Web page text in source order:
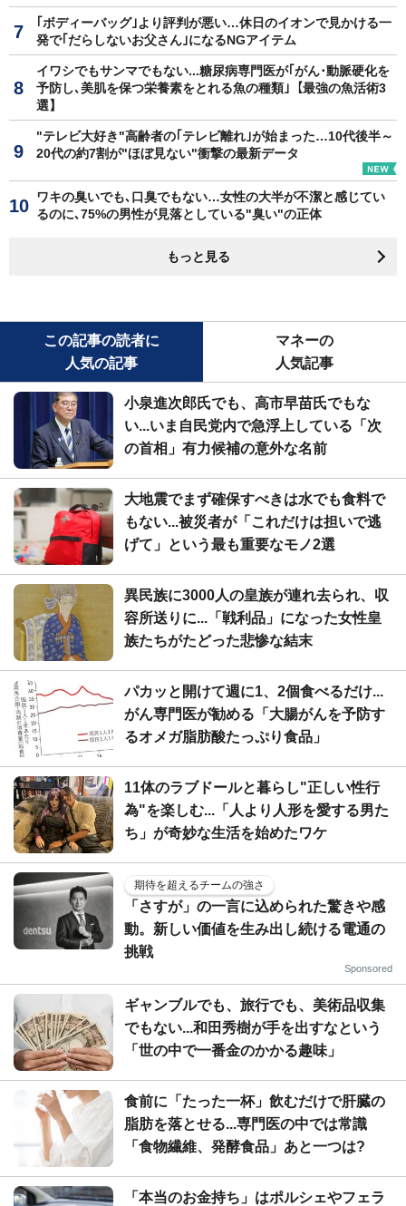
｢ボディーバッグ｣より評判が悪い…休日のイオンで見かける一
発で｢だらしないお父さん｣になるNGアイテム
イワシでもサンマでもない...糖尿病専門医が｢がん･動脈硬化を
予防し､美肌を保つ栄養素をとれる魚の種類｣【最強の魚活術3
選】
"テレビ大好き"高齢者の｢テレビ離れ｣が始まった…10代後半～
20代の約7割が"ほぼ見ない"衝撃の最新データ
ワキの臭いでも､口臭でもない…女性の大半が不潔と感じてい
るのに､75%の男性が見落としている"臭い"の正体
もっと見る
この記事の読者に
人気の記事
マネーの
人気記事
小泉進次郎氏でも、高市早苗氏でもな
い...いま自民党内で急浮上している「次
の首相」有力候補の意外な名前
大地震でまず確保すべきは水でも食料で
もない...被災者が「これだけは担いで逃
げて」という最も重要なモノ2選
異民族に3000人の皇族が連れ去られ、収
容所送りに...「戦利品」になった女性皇
族たちがたどった悲惨な結末
パカッと開けて週に1、2個食べるだけ...
がん専門医が勧める「大腸がんを予防す
るオメガ脂肪酸たっぷり食品」
11体のラブドールと暮らし"正しい性行
為"を楽しむ...「人より人形を愛する男た
ち」が奇妙な生活を始めたワケ
期待を超えるチームの強さ
「さすが」の一言に込められた驚きや感
動。新しい価値を生み出し続ける電通の
挑戦
Sponsored
ギャンブルでも、旅行でも、美術品収集
でもない...和田秀樹が手を出すなという
「世の中で一番金のかかる趣味」
食前に「たった一杯」飲むだけで肝臓の
脂肪を落とせる...専門医の中では常識
「食物繊維、発酵食品」あと一つは?
「本当のお金持ち」はポルシェやフェラ